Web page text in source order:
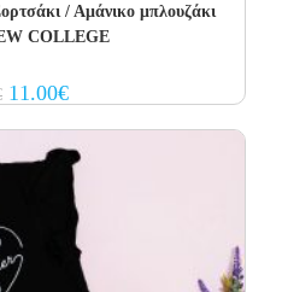
/ Αμάνικο μπλουζάκι
COLLEGE
Original
price
11.00€Current
price